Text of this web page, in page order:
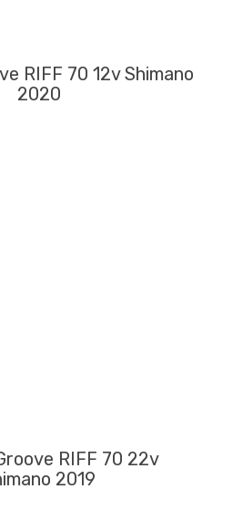
RIFF 70 12v Shimano
2020
RIFF 70 22v
2019